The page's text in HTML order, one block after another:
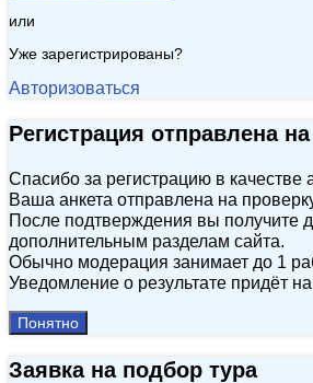
или
Уже зарегистрированы?
Авторизоваться
Регистрация отправлена
Спасибо за регистрацию в качестве
Ваша анкета отправлена на
После подтверждения вы получите
дополнительным разделам сайта.
Обычно модерация занимает до 1
Уведомление о результате придёт
Понятно
Заявка на подбор тура